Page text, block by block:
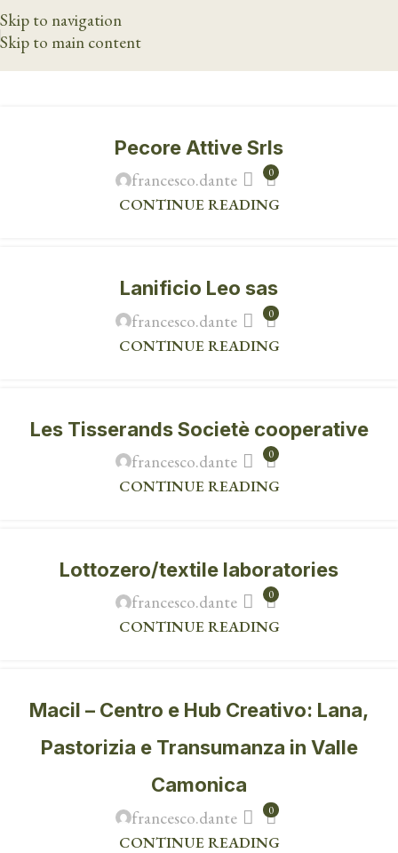
Skip to navigation
Skip to main content
Pecore Attive Srls
francesco.dante 0
CONTINUE READING
Lanificio Leo sas
francesco.dante 0
CONTINUE READING
Les Tisserands Societè cooperative
francesco.dante 0
CONTINUE READING
Lottozero/textile laboratories
francesco.dante 0
CONTINUE READING
Macil – Centro e Hub Creativo: Lana,
Pastorizia e Transumanza in Valle
Camonica
francesco.dante 0
CONTINUE READING